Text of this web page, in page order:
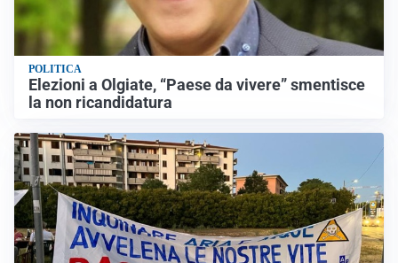
POLITICA
Elezioni a Olgiate, “Paese da vivere” smentisce
la non ricandidatura